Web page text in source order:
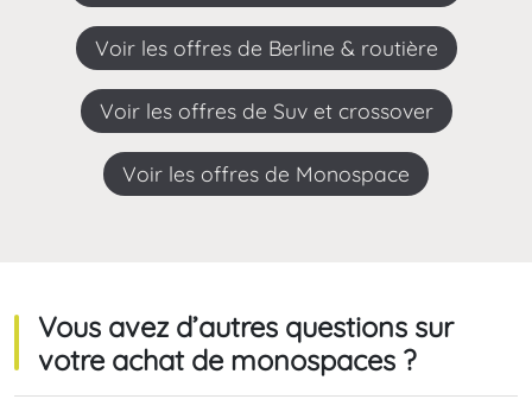
Voir les offres de Berline & routière
Voir les offres de Suv et crossover
Voir les offres de Monospace
Vous avez d’autres questions sur
votre achat de monospaces ?